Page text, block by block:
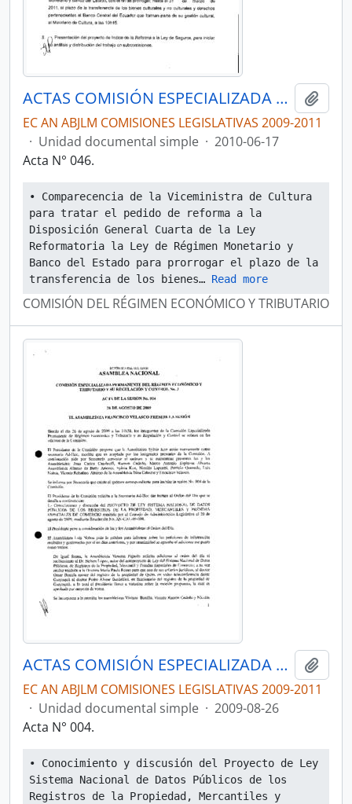
ACTAS COMISIÓN ESPECIALIZADA PERMANENTE DEL RÉGIMEN ECONÓMICO Y TRIBUTARIO Y SU REGULACIÓN Y CONTROL
EC AN ABJLM COMISIONES LEGISLATIVAS 2009-2011
· Unidad documental simple · 2010-06-17
Acta N° 046.
• Comparecencia de la Viceministra de Cultura
para tratar el pedido de reforma a la
Disposición General Cuarta de la Ley
Reformatoria la Ley de Régimen Monetario y
Banco del Estado para prorrogar el plazo de la
transferencia de los bienes… Read more
COMISIÓN DEL RÉGIMEN ECONÓMICO Y TRIBUTARIO
ACTAS COMISIÓN ESPECIALIZADA PERMANENTE DEL RÉGIMEN ECONÓMICO Y TRIBUTARIO Y SU REGULACIÓN Y CONTROL
EC AN ABJLM COMISIONES LEGISLATIVAS 2009-2011
· Unidad documental simple · 2009-08-26
Acta N° 004.
• Conocimiento y discusión del Proyecto de Ley
Sistema Nacional de Datos Públicos de los
Registros de la Propiedad, Mercantiles y